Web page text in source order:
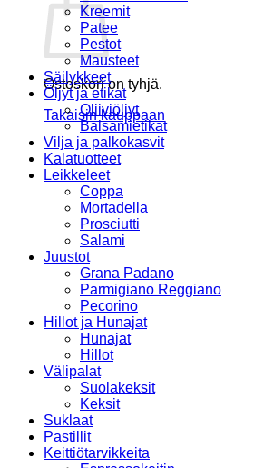
Ostoskori on tyhjä.
Takaisin kauppaan
Kreemit
Patee
Pestot
Mausteet
Säilykkeet
Öljyt ja etikat
Oliiviöljyt
Balsamietikat
Vilja ja palkokasvit
Kalatuotteet
Leikkeleet
Coppa
Mortadella
Prosciutti
Salami
Juustot
Grana Padano
Parmigiano Reggiano
Pecorino
Hillot ja Hunajat
Hunajat
Hillot
Välipalat
Suolakeksit
Keksit
Suklaat
Pastillit
Keittiötarvikkeita